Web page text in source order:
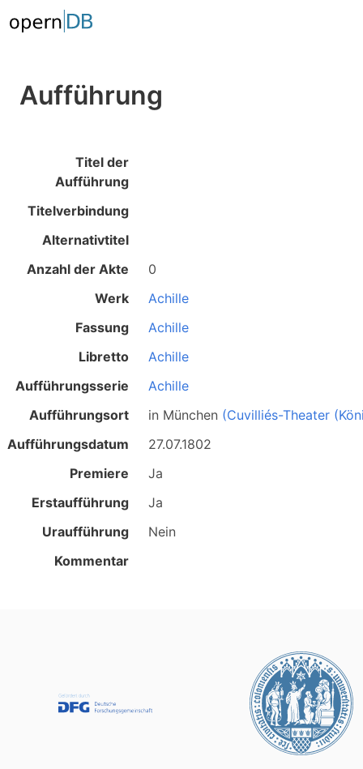
Aufführung
Titel der
Aufführung
Titelverbindung
Alternativtitel
Anzahl der Akte
0
Werk
Achille
Fassung
Achille
Libretto
Achille
Aufführungsserie
Achille
Aufführungsort
in München (Cuvilliés-Theater
Aufführungsdatum
27.07.1802
Premiere
Ja
Erstaufführung
Ja
Uraufführung
Nein
Kommentar